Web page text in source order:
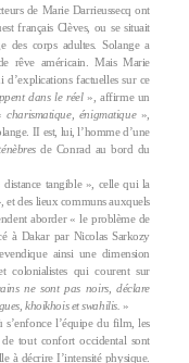
de Marie Darrieussecq ont
français Clèves, ou se situait
des corps adultes. Solange a
rêve américain. Mais Marie
d’explications factuelles sur ce
dans le réel», affirme un
charismatique, énigmatique»,
II est, lui, l’homme d’une
de Conrad au bord du
distance tangible », celle qui la
et des lieux communs auxquels
aborder « le problème de
à Dakar par Nicolas Sarkozy
ainsi une dimension
colonialistes qui courent sur
ne sont pas noirs, déclare
khoikhois et swahilis. »
l’équipe du film, les
de tout confort occidental sont
à décrire I’intensité physique.